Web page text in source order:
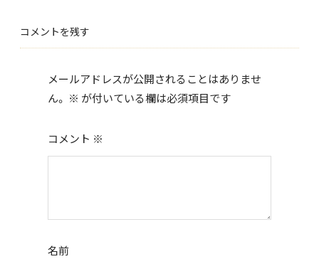
b
o
o
k
er
コメントを残す
メールアドレスが公開されることはありませ
ん。 ※ が付いている欄は必須項目です
コメント ※
名前